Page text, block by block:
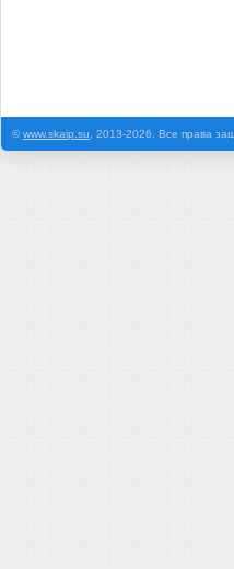
©www.skaip.su , 2013-2026. Все права